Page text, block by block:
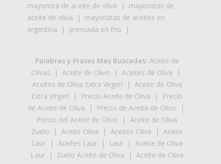
mayorista de aceite de oliva | mayoristas de
aceite de oliva | mayoristas de aceites en
argentina | prensada en frio |
Palabras y Frases Mas Buscadas: Aceite de
Olivas | Aceite de Olivo | Aceites de Oliva |
Aceites de Oliva Extra Virgen | Aceite de Oliva
Extra Virgen | Precio Aceite de Oliva |
Precio
de Aceite de Oliva | Precio de Aceite de Olivo |
Precio del Aceite de Olivo | Aceite de Oliva
Zuelo | Aceite Oliva | Aceites Oliva | Aceite
Laur| Aceites Laur| Laur| Aceite de Oliva
Laur| Zuelo Aceite de Oliva | Aceite de Oliva